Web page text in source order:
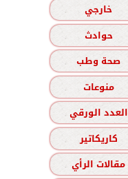
خارجي
حوادث
صحة وطب
منوعات
العدد الورقي
كاريكاتير
مقالات الرأي